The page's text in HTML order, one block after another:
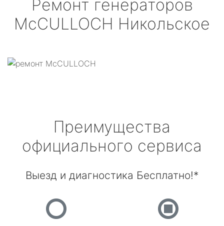
Ремонт генераторов
McCULLOCH Никольское
Преимущества
официального сервиса
Выезд и диагностика Бесплатно!*